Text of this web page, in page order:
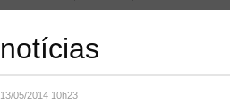
notícias
13/05/2014 10h23